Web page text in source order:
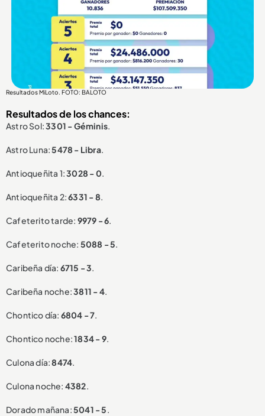
Resultados MiLoto. FOTO: BALOTO
Resultados de los chances:
Astro Sol:3301 - Géminis.
Astro Luna:5478 - Libra.
Antioqueñita 1:3028 - 0.
Antioqueñita 2:6331 - 8.
Cafeterito tarde: 9979 - 6.
Cafeterito noche: 5088 - 5.
Caribeña día: 6715 - 3.
Caribeña noche:3811 - 4.
Chontico día: 6804 - 7.
Chontico noche:1834 - 9.
Culona día:8474.
Culona noche: 4382.
Dorado mañana:5041 - 5.